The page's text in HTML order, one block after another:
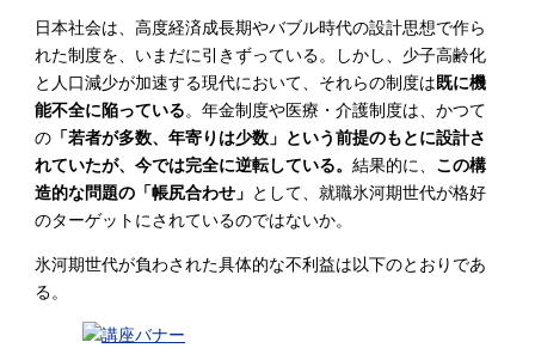
日本社会は、高度経済成長期やバブル時代の設計思想で作ら
れた制度を、いまだに引きずっている。しかし、少子高齢化
と人口減少が加速する現代において、それらの制度は既に機
能不全に陥っている。年金制度や医療・介護制度は、かつて
の 「若者が多数、年寄りは少数」という前提のもとに設計さ
れていたが、今では完全に逆転している。結果的に、 この構
造的な問題の「帳尻合わせ」 として、就職氷河期世代が格好
のターゲットにされているのではないか。
氷河期世代が負わされた具体的な不利益は以下のとおりであ
る。